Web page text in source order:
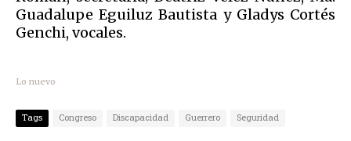
Guadalupe Eguiluz Bautista y Gladys Cortés
Genchi, vocales.
Lo nuevo
Tags Congreso Discapacidad Guerrero Seguridad